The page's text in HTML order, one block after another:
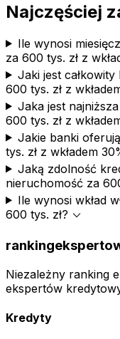
Najczęściej
Ile wynosi
za 600 tys. zł z
Jaki jest
600 tys. zł z
Jaka jest
600 tys. zł z
Jakie banki
tys. zł z wkładem
Jaką zdolność
nieruchomość za
Ile wynosi wkład
600 tys. zł? expand_more
Niezależny ranking
ekspertów
Kredyty